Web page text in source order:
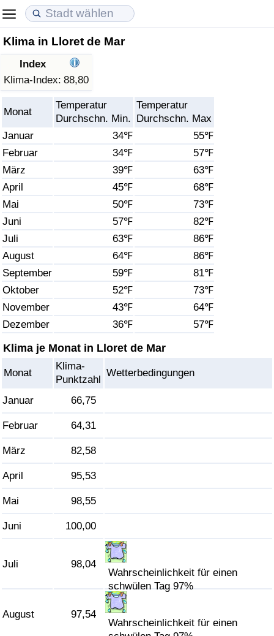
Klima in Lloret de Mar
Index
Klima-Index: 88,80
Monat
Temperatur
Durchschn. Min.
Temperatur
Durchschn. Max
Januar
34℉
55℉
Februar
34℉
57℉
März
39℉
63℉
April
45℉
68℉
Mai
50℉
73℉
Juni
57℉
82℉
Juli
63℉
86℉
August
64℉
86℉
September
59℉
81℉
Oktober
52℉
73℉
November
43℉
64℉
Dezember
36℉ 57℉
Klima je Monat in Lloret de Mar
Monat
Klima-
Punktzahl
Wetterbedingungen
Januar 66,75
Februar 64,31
März 82,58
April 95,53
Mai 98,55
Juni 100,00
Juli 98,04
Wahrscheinlichkeit für einen
schwülen Tag 97%
August 97,54
Wahrscheinlichkeit für einen
Lebenshaltungskosten
Lebenshaltungskosten-Index (aktuell)
Lebenshaltungskosten-Index
Lebenshaltungskosten-Index nach Land
in Akaba
Immobilienpreise
Immobilienpreis-Index (aktuell)
Immobilienpreis-Index
Immobilienpreis-Index nach Land
Lebensqualität
Lebensqualität-Index
Lebensqualität-Index (aktuell)
Lebensqualitätsindex nach Land
Kriminalität
Kriminalitäts-Index (aktuell)
Kriminalitäts-Index
Kriminalitätsindex nach Land
Gesundheitsversorgung
Gesundheitsversorgungs-Index (aktuell)
Umweltverschmutzung
Umweltverschmutzungs-Index (aktuell)
Verschmutzungsindex
Verkehrs-Index (aktuell)